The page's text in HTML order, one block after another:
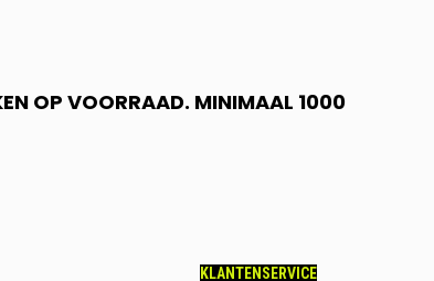
OP VOORRAAD. MINIMAAL 1000
KLANTENSERVICE